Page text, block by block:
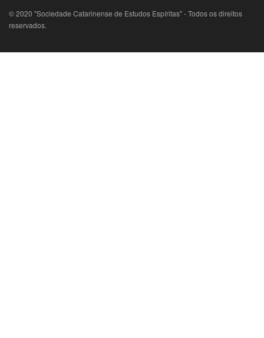
© 2020 "Sociedade Catarinense de Estudos Espíritas" - Todos os direitos
reservados.